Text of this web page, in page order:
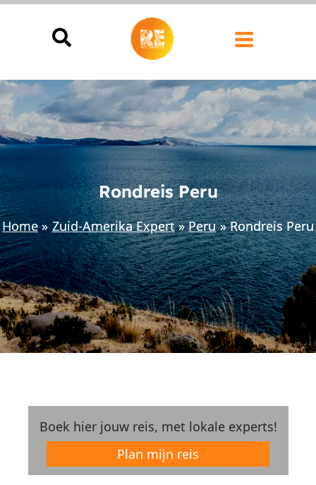
Ga
Rondreis Peru
Home Zuid-Amerika Expert Peru Rondreis Peru
Boek hier jouw reis, met lokale experts!
Plan mijn reis